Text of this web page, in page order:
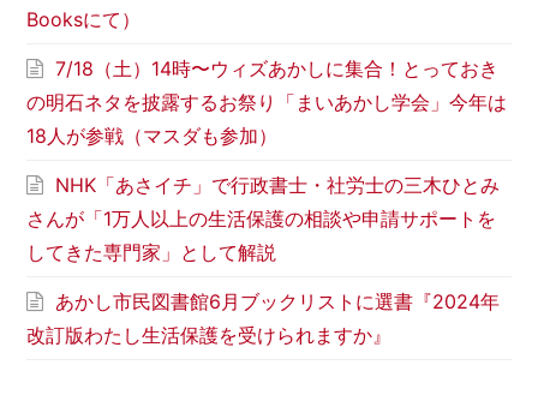
Booksにて）
7/18（土）14時〜ウィズあかしに集合！とっておき
の明石ネタを披露するお祭り「まいあかし学会」今年は
18人が参戦（マスダも参加）
NHK「あさイチ」で行政書士・社労士の三木ひとみ
さんが「1万人以上の生活保護の相談や申請サポートを
してきた専門家」として解説
あかし市民図書館6月ブックリストに選書『2024年
改訂版わたし生活保護を受けられますか』